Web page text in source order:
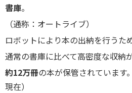
書庫。
（通称：オートライブ）
ロボットにより本の出納を行うため
通常の書庫に比べて高密度な収納
約12万冊の本が保管されています
現在）